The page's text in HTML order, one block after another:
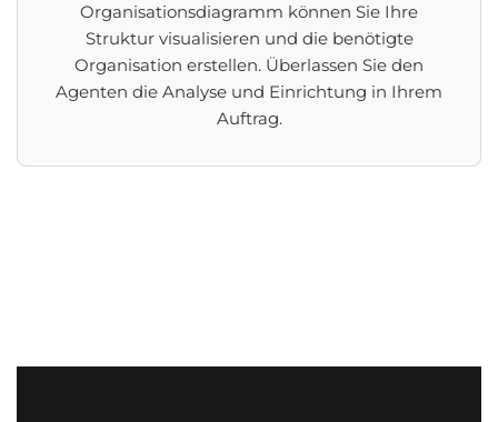
Organisationsdiagramm können Sie Ihre
Struktur visualisieren und die benötigte
Organisation erstellen. Überlassen Sie den
Agenten die Analyse und Einrichtung in Ihrem
Auftrag.